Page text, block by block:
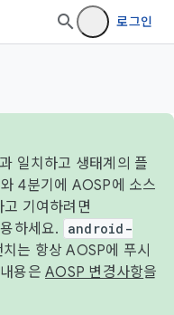
로그인
일치하고 생태계의 플
4분기에 AOSP에 소스
기여하려면
하세요.
android-
는 항상 AOSP에 푸시
용은 AOSP 변경사항을